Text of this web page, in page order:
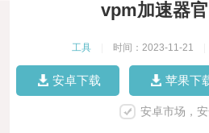
vpm加速器
工具 时间：2023-11-21
安卓下载 苹果下
安卓市场，